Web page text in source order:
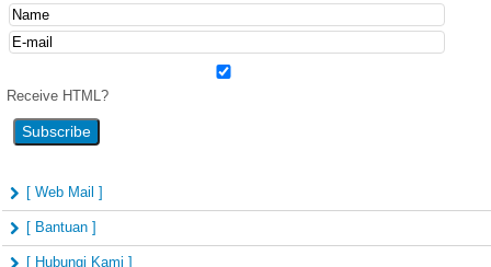
Receive HTML?
[ Web Mail ]
[ Bantuan ]
[ Hubungi Kami ]